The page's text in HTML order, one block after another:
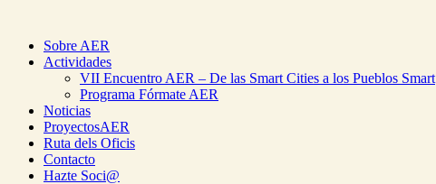
Sobre AER
Actividades
VII Encuentro AER – De las Smart Cities a los Pueblos Smart
Programa Fórmate AER
Noticias
ProyectosAER
Ruta dels Oficis
Contacto
Hazte Soci@